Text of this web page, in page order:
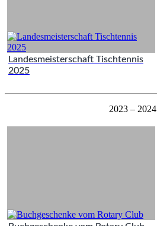
Landesmeisterschaft Tischtennis
2025
2023 – 2024